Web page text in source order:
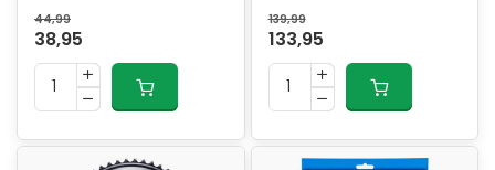
44,99
38,95
139,99
133,95